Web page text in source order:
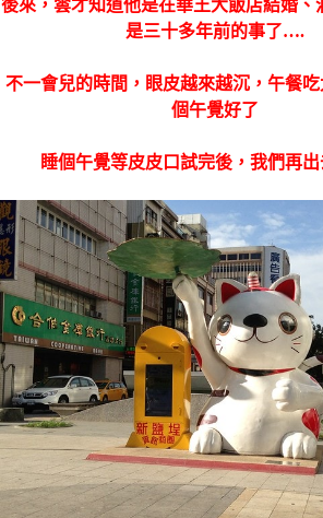
後來，雲才知道他是在華王大飯店結婚
是三十多年前的事了….
不一會兒的時間，眼皮越來越沉，午餐
個午覺好了
睡個午覺等皮皮口試完後，我們再